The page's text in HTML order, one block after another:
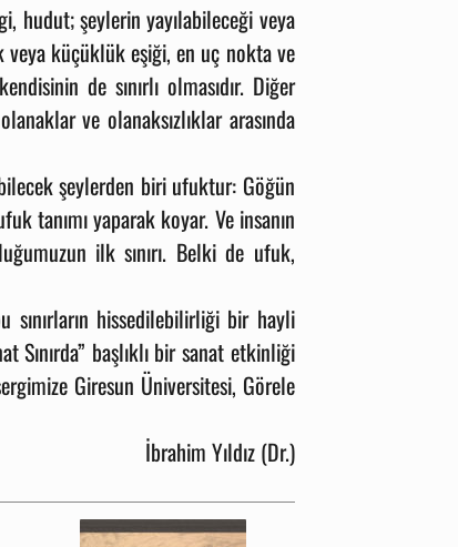
hudut; şeylerin yayılabileceği veya
veya küçüklük eşiği, en uç nokta ve
de sınırlı olmasıdır. Diğer
ve olanaksızlıklar arasında
şeylerden biri ufuktur: Göğün
tanımı yaparak koyar. Ve insanın
ilk sınırı. Belki de ufuk,
sınırların hissedilebilirliği bir hayli
Sınırda” başlıklı bir sanat etkinliği
Giresun Üniversitesi, Görele
İbrahim Yıldız(Dr.)